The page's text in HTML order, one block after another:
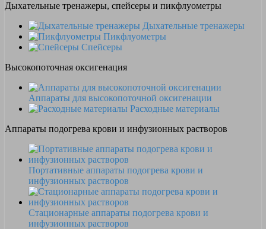
Дыхательные тренажеры, спейсеры и пикфлуометры
Дыхательные тренажеры
Пикфлуометры
Спейсеры
Высокопоточная оксигенация
Аппараты для высокопоточной оксигенации
Расходные материалы
Аппараты подогрева крови и инфузионных растворов
Портативные аппараты подогрева крови и
инфузионных растворов
Стационарные аппараты подогрева крови и
инфузионных растворов